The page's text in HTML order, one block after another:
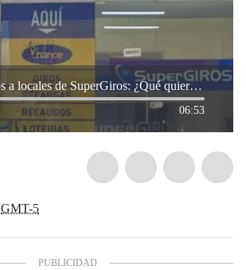
Atentados a locales de SuperGiros: ¿Qué quieren los grupos armados ilegales?
06:53
GMT-5